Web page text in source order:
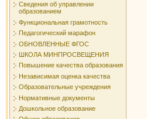
Сведения об управлении
образованием
Функциональная грамотность
Педагогический марафон
ОБНОВЛЕННЫЕ ФГОС
ШКОЛА МИНПРОСВЕЩЕНИЯ
Повышение качества образования
Независимая оценка качества
Образовательные учреждения
Нормативные документы
Дошкольное образование